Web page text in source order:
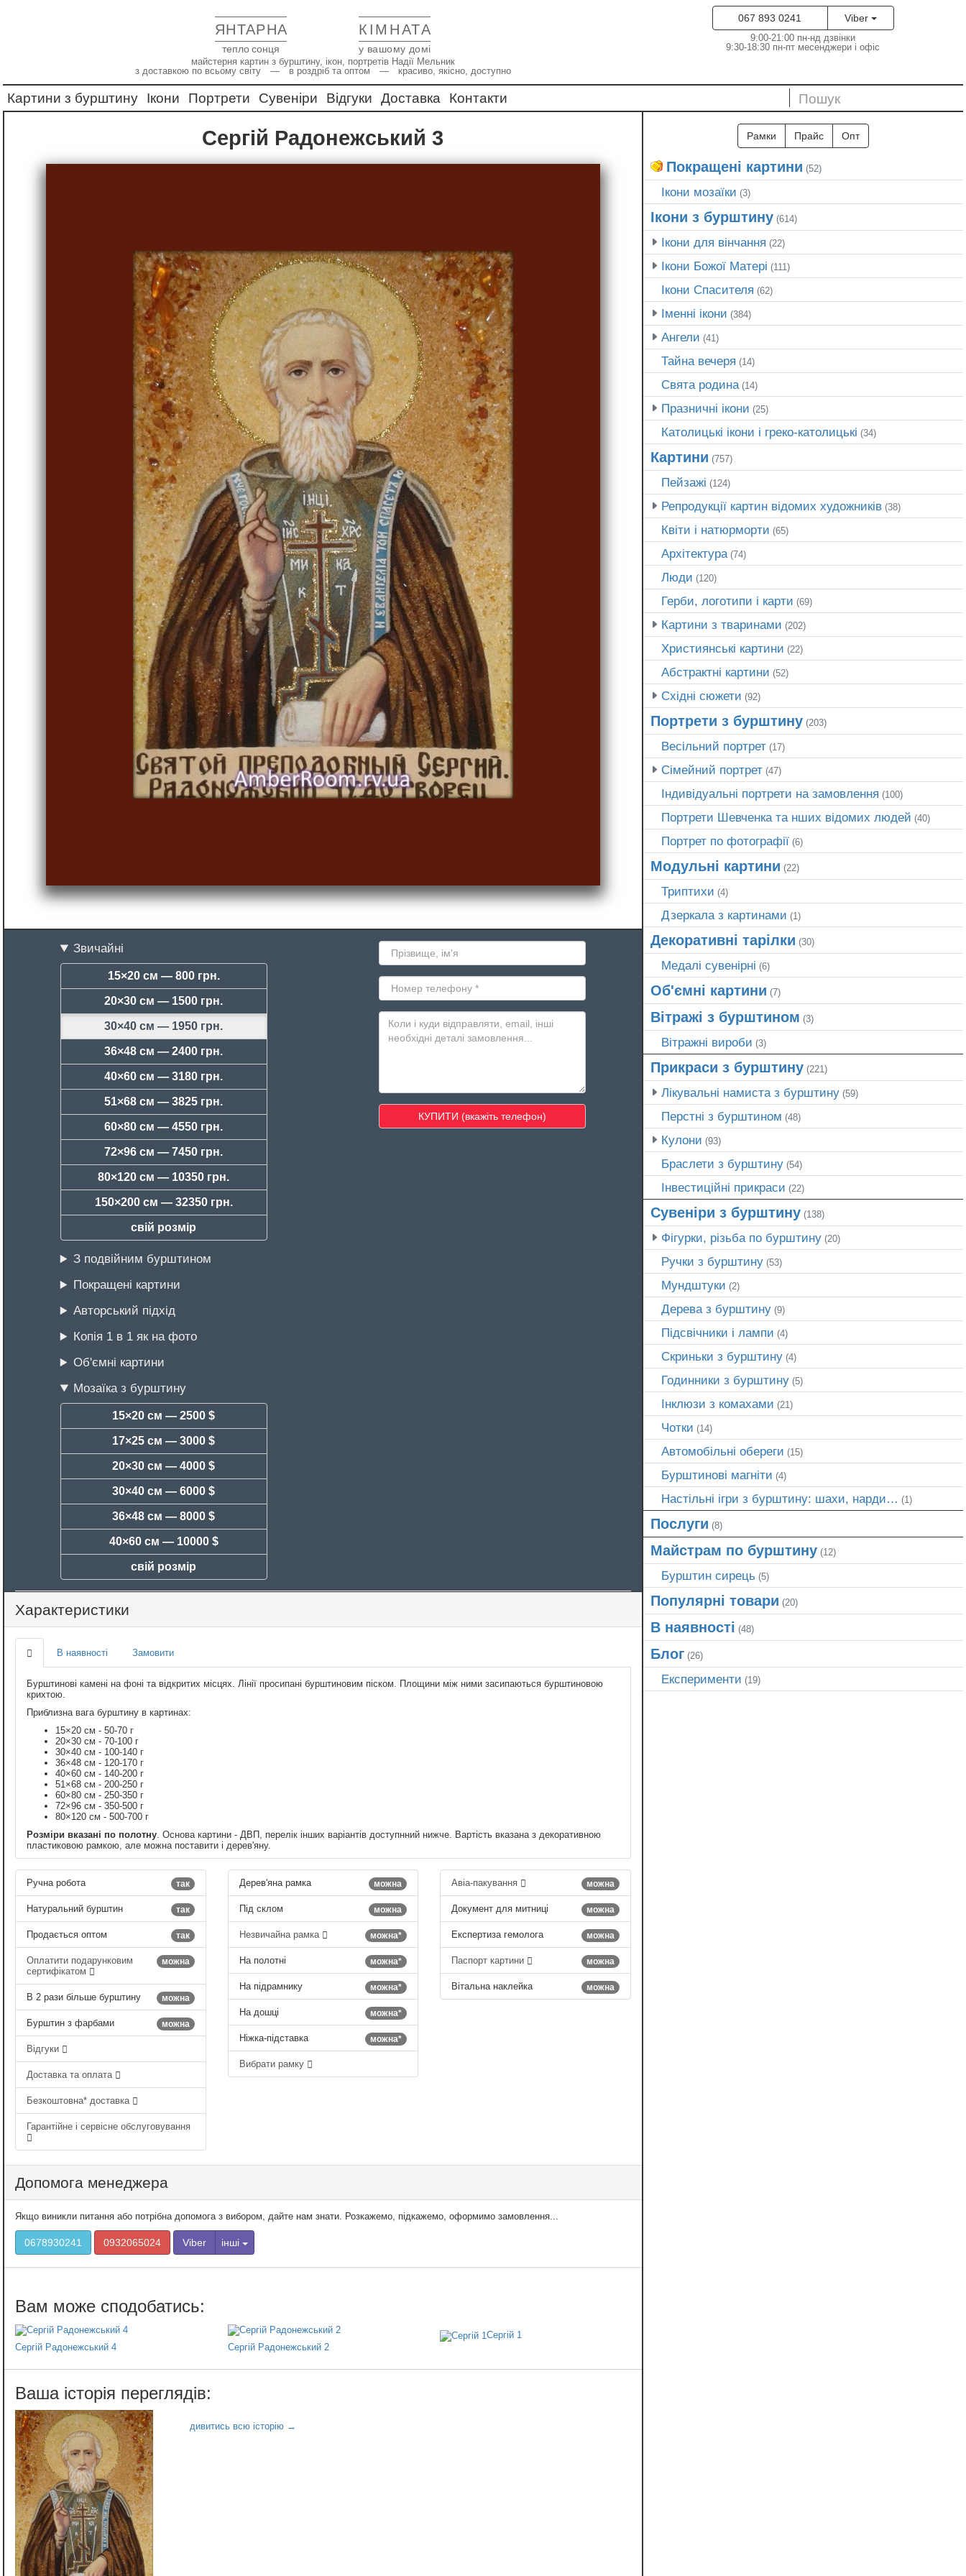
ЯНТАРНА КІМНАТА
тепло сонця у вашому домі
майстерня картин з бурштину, ікон, портретів Надії Мельник
з доставкою по всьому світу — в роздріб та оптом — красиво, якісно, доступно
067 893 0241 Viber
9:00-21:00 пн-нд дзвінки
9:30-18:30 пн-пт месенджери і офіс
Картини з бурштину Ікони Портрети Сувеніри Відгуки Доставка Контакти
Сергій Радонежський 3
Звичайні
15×20 см — 800 грн.
20×30 см — 1500 грн.
30×40 см — 1950 грн.
36×48 см —2400 грн.
40×60 см —3180 грн.
51×68 см —3825 грн.
60×80 см —4550 грн.
72×96 см —7450 грн.
80×120 см — 10350 грн.
150×200 см — 32350 грн.
свій розмір
З подвійним бурштином
Покращені картини
Авторський підхід
Копія 1 в 1 як на фото
Об'ємні картини
Мозаїка з бурштину
15×20 см —2500 $
17×25 см —3000 $
20×30 см —4000 $
30×40 см —6000 $
36×48 см —8000 $
40×60 см — 10000 $
свій розмір
Характеристики
В наявності Замовити
Бурштинові камені на фоні та відкритих місцях. Лінії просипані бурштиновим піском. Площини між ними засипаються бурштиновою
крихтою.
Приблизна вага бурштину в картинах:
15×20 см - 50-70 г
20×30 см - 70-100 г
30×40 см - 100-140 г
36×48 см - 120-170 г
40×60 см - 140-200 г
51×68 см - 200-250 г
60×80 см - 250-350 г
72×96 см - 350-500 г
80×120 см - 500-700 г
Розміри вказані по полотну. Основа картини - ДВП, перелік інших варіантів доступнний нижче. Вартість вказана з декоративною
пластиковою рамкою, але можна поставити і дерев'яну.
так
Ручна робота
так
Натуральний бурштин
так
Продається оптом
можна
Оплатити подарунковим
сертифікатом
можна
В 2 рази більше бурштину
можна
Бурштин з фарбами
Відгуки
Доставка та оплата
Безкоштовна* доставка
Гарантійне і сервісне обслуговування
можна
Дерев'яна рамка
можна
Під склом
можна*
Незвичайна рамка
можна*
На полотні
можна*
На підрамнику
можна*
На дошці
можна*
Ніжка-підставка
Вибрати рамку
можна
Авіа-пакування
можна
Документ для митниці
можна
Експертиза гемолога
можна
Паспорт картини
можна
Вітальна наклейка
Допомога менеджера
Якщо виникли питання або потрібна допомога з вибором, дайте нам знати. Розкажемо, підкажемо, оформимо замовлення...
0678930241 0932065024 Viber інші
Сергій Радонежський 4 Сергій Радонежський 2
Сергій 1
Рамки Прайс Опт
Покращені картини (52)
Ікони мозаїки (3)
Ікони з бурштину(614)
Ікони для вінчання (22)
Ікони Божої Матері (111)
Ікони Спасителя (62)
Іменні ікони (384)
Ангели (41)
Тайна вечеря (14)
Свята родина(14)
Празничні ікони (25)
Католицькі ікони і греко-католицькі (34)
Картини (757)
Пейзажі (124)
Репродукції картин відомих художників(38)
Квіти і натюрморти (65)
Архітектура(74)
Люди (120)
Герби, логотипи і карти (69)
Картини з тваринами (202)
Християнські картини (22)
Абстрактні картини (52)
Східні сюжети (92)
Портрети з бурштину(203)
Весільний портрет(17)
Сімейний портрет(47)
Індивідуальні портрети на замовлення (100)
Портрети Шевченка та нших відомих людей (40)
Портрет по фотографії (6)
Модульні картини (22)
Триптихи (4)
Дзеркала з картинами (1)
Декоративні тарілки (30)
Медалі сувенірні (6)
Об'ємні картини (7)
Вітражі з бурштином (3)
Вітражні вироби (3)
Прикраси з бурштину(221)
Лікувальні намиста з бурштину(59)
Перстні з бурштином (48)
Кулони (93)
Браслети з бурштину(54)
Інвестиційні прикраси (22)
Сувеніри з бурштину(138)
Фігурки, різьба по бурштину(20)
Ручки з бурштину(53)
Мундштуки (2)
Дерева з бурштину(9)
Підсвічники і лампи (4)
Скриньки з бурштину(4)
Годинники з бурштину(5)
Інклюзи з комахами (21)
Чотки (14)
Автомобільні обереги (15)
Бурштинові магніти (4)
Настільні ігри з бурштину: шахи, нарди… (1)
Послуги (8)
Майстрам по бурштину(12)
Бурштин сирець (5)
Популярні товари (20)
В наявності (48)
Блог(26)
Експерименти (19)